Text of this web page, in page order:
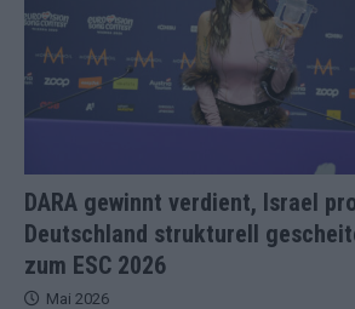
DARA gewinnt verdient, Israel
Deutschland strukturell
zum ESC 2026
Mai 2026